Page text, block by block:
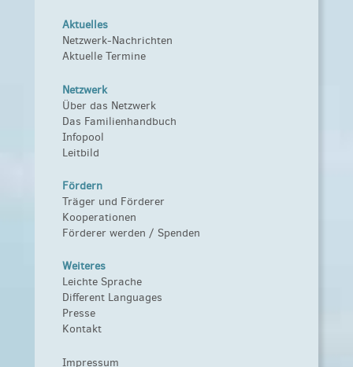
Aktuelles
Netzwerk-Nachrichten
Aktuelle Termine
Netzwerk
Über das Netzwerk
Das Familienhandbuch
Infopool
Leitbild
Fördern
Träger und Förderer
Kooperationen
Förderer werden / Spenden
Weiteres
Leichte Sprache
Different Languages
Presse
Kontakt
Impressum